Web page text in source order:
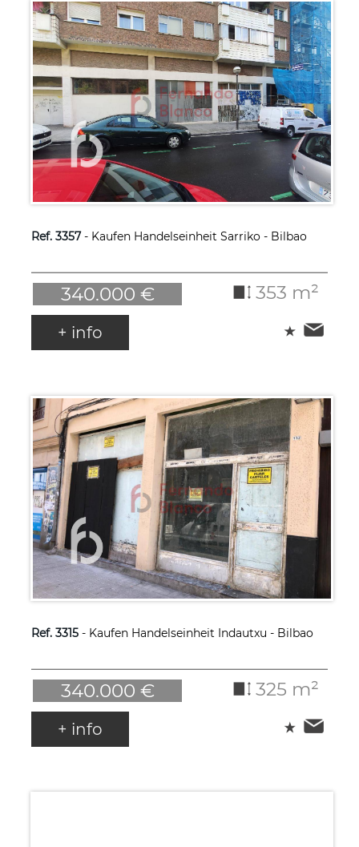
Ref. 3357- Kaufen Handelseinheit Sarriko - Bilbao
340.000 € 353 m²
+ info
Ref. 3315- Kaufen Handelseinheit Indautxu - Bilbao
340.000 € 325 m²
+ info